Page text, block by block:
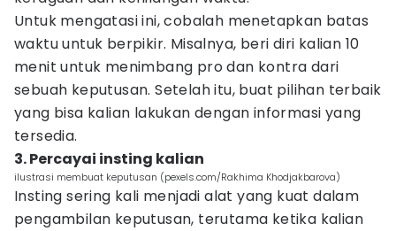
Untuk mengatasi ini, cobalah menetapkan batas
waktu untuk berpikir. Misalnya, beri diri kalian 10
menit untuk menimbang pro dan kontra dari
sebuah keputusan. Setelah itu, buat pilihan terbaik
yang bisa kalian lakukan dengan informasi yang
tersedia.
3. Percayai insting kalian
ilustrasi membuat keputusan (pexels.com/Rakhima Khodjakbarova)
Insting sering kali menjadi alat yang kuat dalam
pengambilan keputusan, terutama ketika kalian